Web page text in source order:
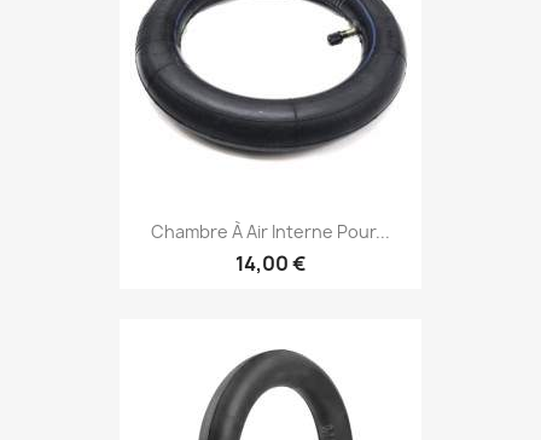
Chambre À Air Interne Pour...
14,00 €